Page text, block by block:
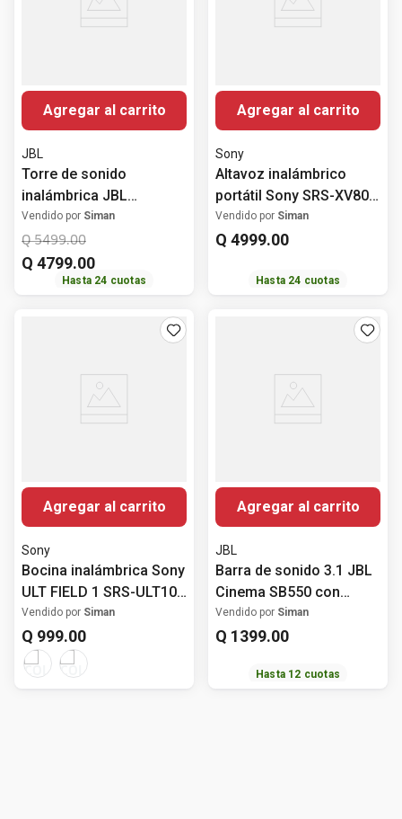
Agregar al carrito
JBL
Torre de sonido
inalámbrica JBL
PartyBox Club 320 240W
Vendido por Siman
Q 5499.00
Q 4799.00
Hasta 24 cuotas
Agregar al carrito
Sony
Altavoz inalámbrico
portátil Sony SRS-XV800
Bluetooth 25 horas
Vendido por Siman
Q 4999.00
Hasta 24 cuotas
Agregar al carrito
Sony
Bocina inalámbrica Sony
ULT FIELD 1 SRS-ULT10
portátil IP67
Vendido por Siman
Q 999.00
Agregar al carrito
JBL
Barra de sonido 3.1 JBL
Cinema SB550 con
subwoofer 250 Watts
Vendido por Siman
Q 1399.00
Hasta 12 cuotas